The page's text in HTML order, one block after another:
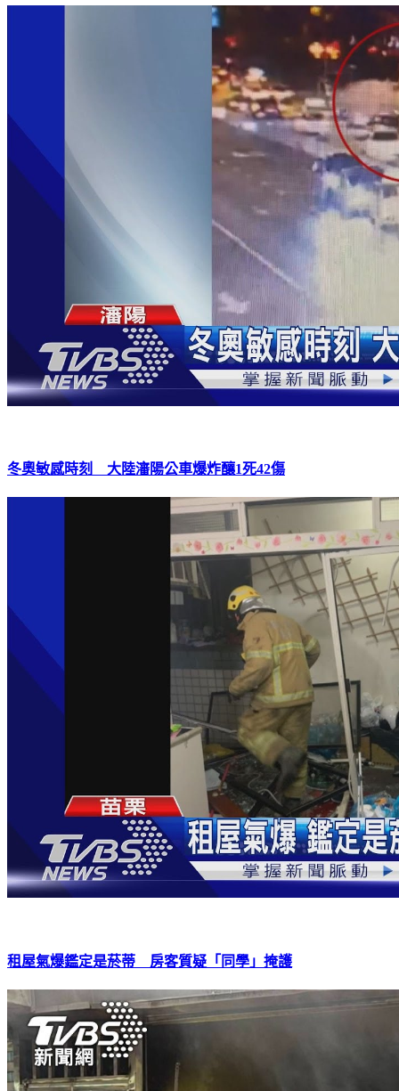
冬奧敏感時刻 大陸瀋陽公車爆炸釀1死42傷
租屋氣爆鑑定是菸蒂 房客質疑「同學」掩護